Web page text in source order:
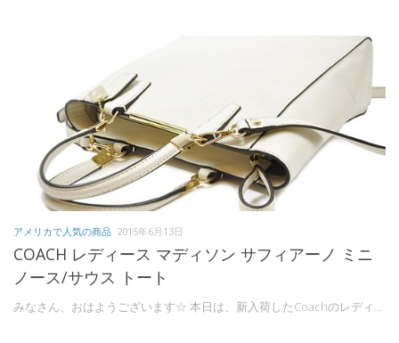
アメリカで人気の商品 2015年6月13日
COACH レディース マディソン サフィアーノ ミニ
ノース/サウス トート
みなさん、おはようございます☆ 本日は、新入荷したCoachのレディ...